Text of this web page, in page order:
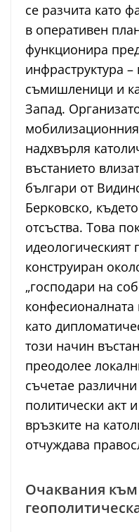
се разчита като
в оперативен
функционира
инфраструктура
съмишленици и
Запад.
надхвърля
въстанието
българи от
Берковско,
отсъства. Това
конструиран
„господари на
като
този начин
преодолее
съчетае
политически акт
връзките на
отчуждава
Очаквания към